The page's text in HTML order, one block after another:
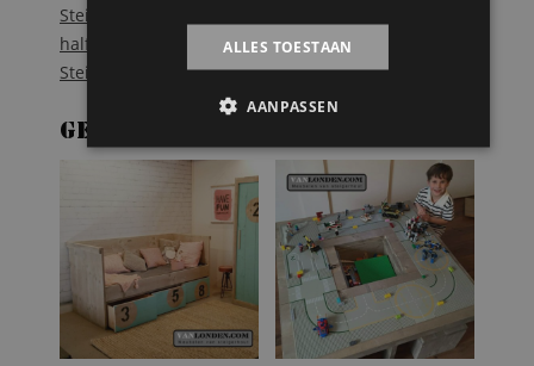
Steigerhouten kinderbedden
halfhoogslaper
huisjesbed,pakhuis bed
Steigerhout
trapgevel bed,vogelhuis bed
Gerelateerde producten
ALLES TOESTAAN
AANPASSEN